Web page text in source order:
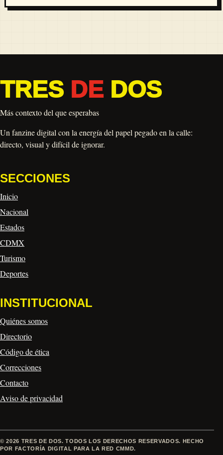
TRES DEDOS
Más contexto del que esperabas
Un fanzine digital con la energía del papel pegado en la calle:
directo, visual y difícil de ignorar.
SECCIONES
Inicio
Nacional
Estados
CDMX
Turismo
Deportes
INSTITUCIONAL
Quiénes somos
Directorio
Código de ética
Correcciones
Contacto
Aviso de privacidad
© 2026 TRES DE DOS. TODOS LOS DERECHOS RESERVADOS. HECHO
POR FACTORÍA DIGITAL PARA LA RED CMMD.